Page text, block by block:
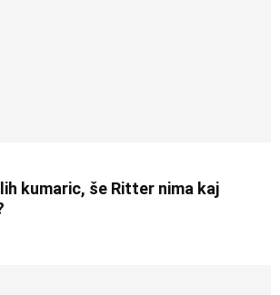
kumaric, še Ritter nima kaj